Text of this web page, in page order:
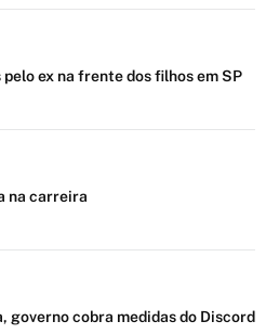
ex na frente dos filhos em SP
na carreira
governo cobra medidas do Discord